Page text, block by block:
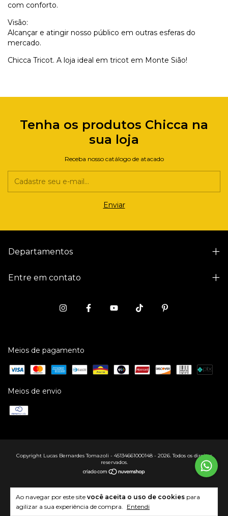
Ao navegar por este site você aceita o uso de cookies para
agilizar a sua experiência de compra. Entendi
com conforto.
Visão:
Alcançar e atingir nosso público em outras esferas do
mercado.
Chicca Tricot. A loja ideal em tricot em Monte Sião!
Tenha os produtos Chicca na
sua loja
Receba nosso catálogo de atacado
Departamentos
Entre em contato
Meios de pagamento
Meios de envio
Copyright Lucas Bernardes Tomazoli - 45134661000148 - 2026. Todos os direitos
reservados.